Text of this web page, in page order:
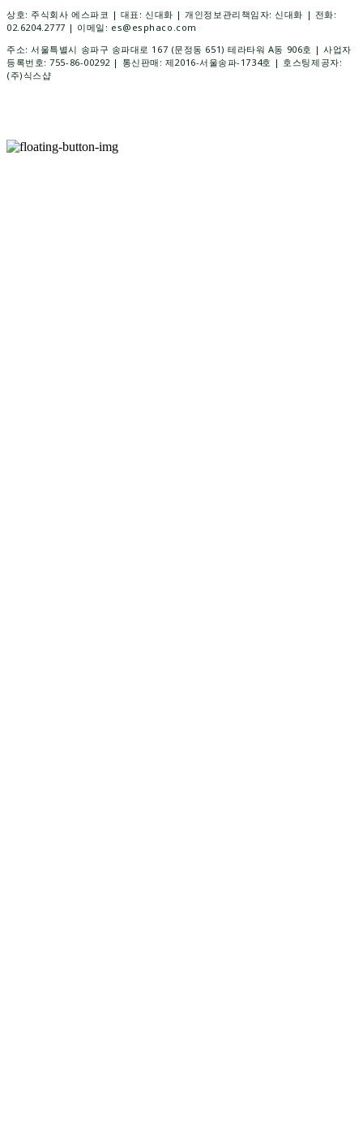
상호: 주식회사 에스파코 | 대표: 신대화 | 개인정보관리책임자: 신대화 | 전화:
02.6204.2777 | 이메일: es@esphaco.com
주소: 서울특별시 송파구 송파대로 167 (문정동 651) 테라타워 A동 906호 | 사업자
등록번호:755-86-00292| 통신판매: 제2016-서울송파-1734호 | 호스팅제공자:
(주)식스샵